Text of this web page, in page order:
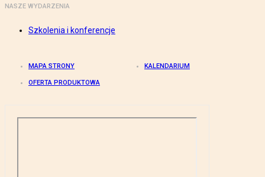
NASZE WYDARZENIA
Szkolenia i konferencje
MAPA STRONY KALENDARIUM
OFERTA PRODUKTOWA